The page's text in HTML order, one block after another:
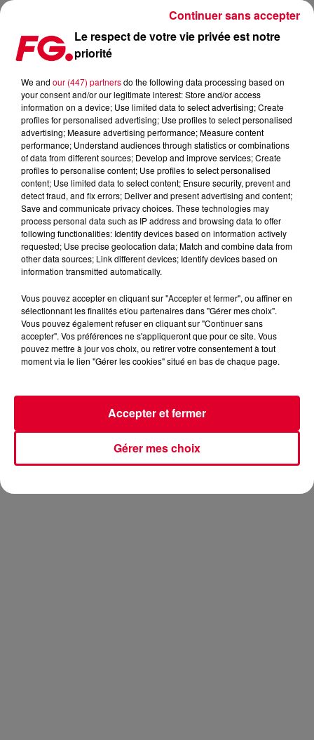
REVOIR LE LIVE DE THE REFLEX DANS CLUB FG !
Publié : 16 novembre 2017 à 10h41 par La rédaction
Vous avez été nombreux à nous suivre et à apprécier à en
moment grâce àThe Reflexqui était l'invité hier soir de
Club FG de 23H à minuit. Ambiance funk et disco !
Le respect de votre vie privée est notre
priorité
We and our (447) partnersdo the following data processing based on
your consent and/or our legitimate interest: Store and/or access
information on a device; Use limited data to select advertising; Create
profiles for personalised advertising; Use profiles to select personalised
advertising; Measure advertising performance; Measure content
performance; Understand audiences through statistics or combinations
of data from different sources; Develop and improve services; Create
profiles to personalise content; Use profiles to select personalised
content; Use limited data to select content; Ensure security, prevent and
detect fraud, and fix errors; Deliver and present advertising and content;
Save and communicate privacy choices. These technologies may
process personal data such as IP address and browsing data to offer
following functionalities: Identify devices based on information actively
requested; Use precise geolocation data; Match and combine data from
other data sources; Link different devices; Identify devices based on
information transmitted automatically.
Vous pouvez accepter en cliquant sur "Accepter et fermer", ou affiner en
sélectionnant les finalités et/ou partenaires dans "Gérer mes choix".
Vous pouvez également refuser en cliquant sur "Continuer sans
accepter". Vos préférences ne s'appliqueront que pour ce site. Vous
pouvez mettre à jour vos choix, ou retirer votre consentement à tout
moment via le lien "Gérer les cookies" situé en bas de chaque page.
Gérer mes choix
Accepter et fermer
Continuer sans accepter